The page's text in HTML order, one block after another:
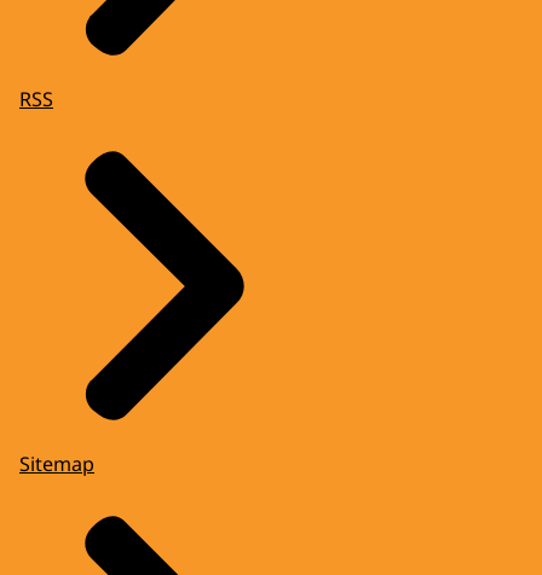
RSS
Sitemap